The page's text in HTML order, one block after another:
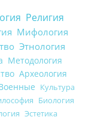
Религия
Мифология
Этнология
Методология
Археология
Культура
Биология
Эстетика